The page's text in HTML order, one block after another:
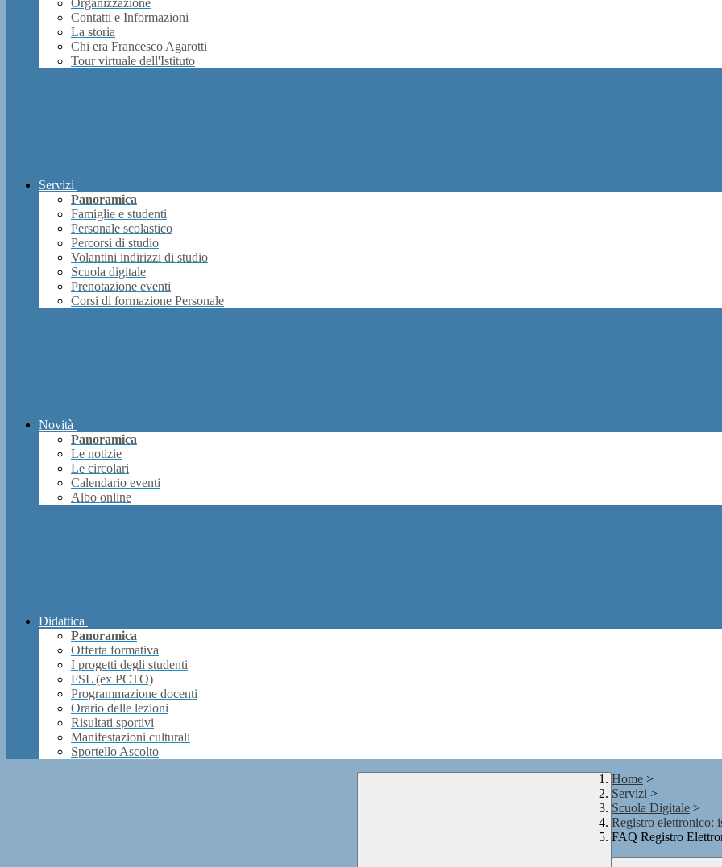
Organizzazione
Contatti e Informazioni
La storia
Chi era Francesco Agarotti
Tour virtuale dell'Istituto
Servizi
Panoramica
Famiglie e studenti
Personale scolastico
Percorsi di studio
Volantini indirizzi di studio
Scuola digitale
Prenotazione eventi
Corsi di formazione Personale
Novità
Panoramica
Le notizie
Le circolari
Calendario eventi
Albo online
Didattica
Panoramica
Offerta formativa
I progetti degli studenti
FSL (ex PCTO)
Programmazione docenti
Orario delle lezioni
Risultati sportivi
Manifestazioni culturali
Sportello Ascolto
Home >
Servizi >
Scuola Digitale >
Registro elettronico:
FAQ Registro